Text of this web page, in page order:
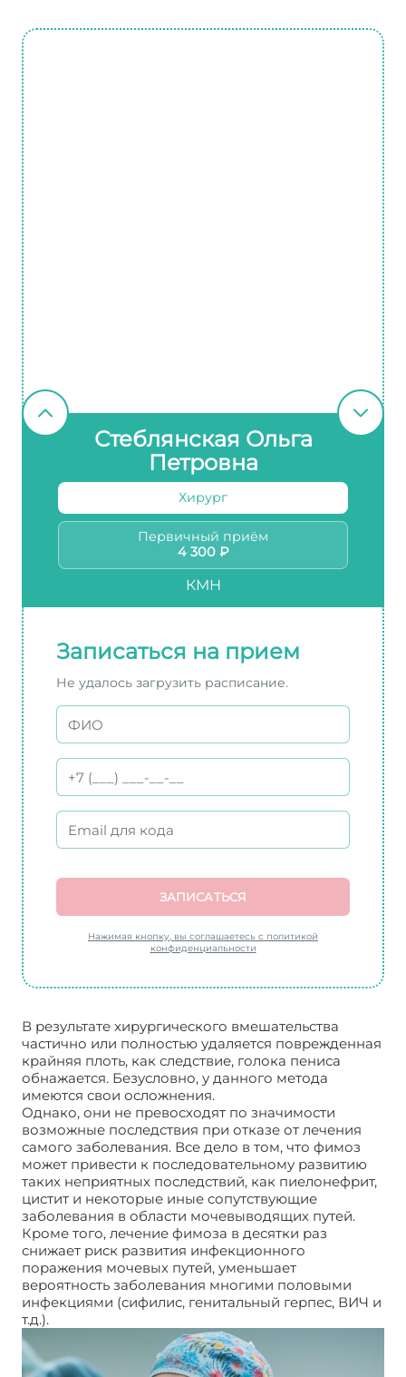
Стеблянская Ольга
Петровна
Хирург
Первичный приём
4 300 ₽
КМН
Записаться на прием
Не удалось загрузить расписание.
ЗАПИСАТЬСЯ
Нажимая кнопку, вы соглашаетесь с политикой
конфиденциальности
В результате хирургического вмешательства
частично или полностью удаляется поврежденная
крайняя плоть, как следствие, голока пениса
обнажается. Безусловно, у данного метода
имеются свои осложнения.
Однако, они не превосходят по значимости
возможные последствия при отказе от лечения
самого заболевания. Все дело в том, что фимоз
может привести к последовательному развитию
таких неприятных последствий, как пиелонефрит,
цистит и некоторые иные сопутствующие
заболевания в области мочевыводящих путей.
Кроме того, лечение фимоза в десятки раз
снижает риск развития инфекционного
поражения мочевых путей, уменьшает
вероятность заболевания многими половыми
инфекциями (сифилис, генитальный герпес, ВИЧ и
т.д.).